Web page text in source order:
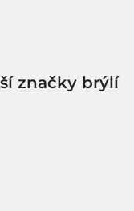
značky brýlí